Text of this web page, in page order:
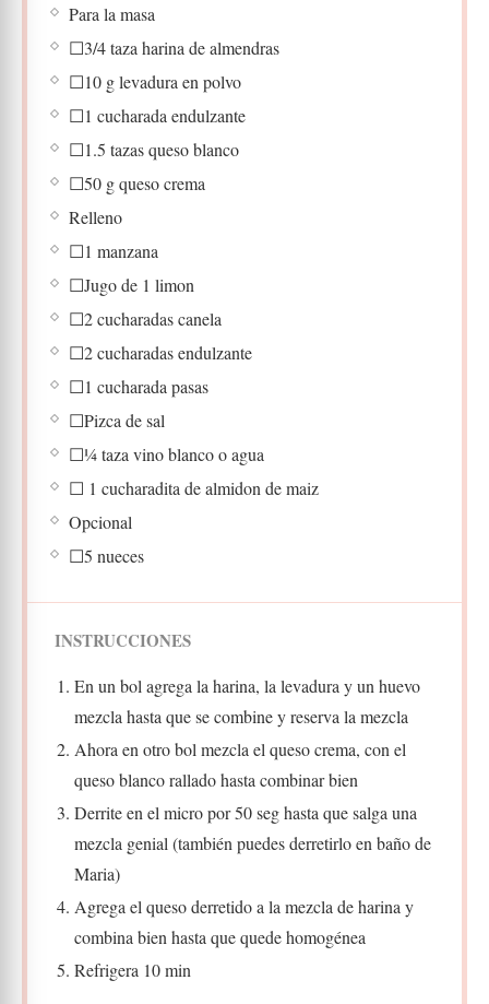
Para la masa
☐3/4 taza harina de almendras
☐10 g levadura en polvo
☐1 cucharada endulzante
☐1.5 tazas queso blanco
☐50 g queso crema
Relleno
☐1 manzana
☐Jugo de 1 limon
☐2 cucharadas canela
☐2 cucharadas endulzante
☐1 cucharada pasas
☐Pizca de sal
☐¼ taza vino blanco o agua
☐ 1 cucharadita de almidon de maiz
Opcional
☐5 nueces
INSTRUCCIONES
En un bol agrega la harina, la levadura y un huevo
mezcla hasta que se combine y reserva la mezcla
Ahora en otro bol mezcla el queso crema, con el
queso blanco rallado hasta combinar bien
Derrite en el micro por 50 seg hasta que salga una
mezcla genial (también puedes derretirlo en baño de
Maria)
Agrega el queso derretido a la mezcla de harina y
combina bien hasta que quede homogénea
Refrigera 10 min